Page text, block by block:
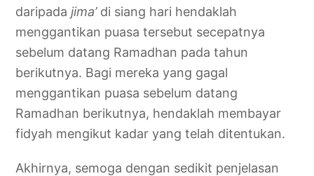
daripadajima’ di siang hari hendaklah
menggantikan puasa tersebut secepatnya
sebelum datang Ramadhan pada tahun
berikutnya. Bagi mereka yang gagal
menggantikan puasa sebelum datang
Ramadhan berikutnya, hendaklah membayar
fidyah mengikut kadar yang telah ditentukan.
Akhirnya, semoga dengan sedikit penjelasan